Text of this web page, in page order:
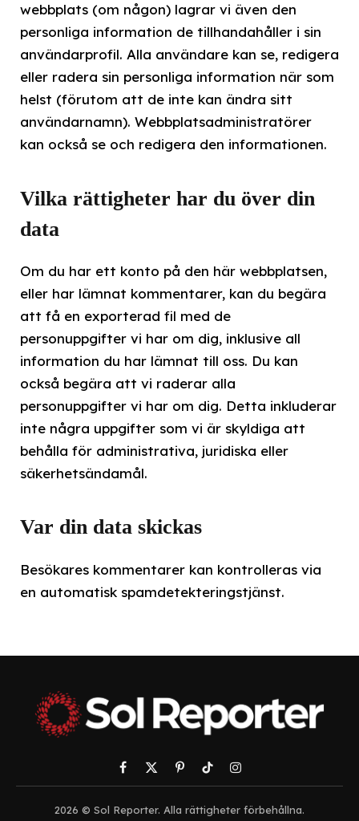
webbplats (om någon) lagrar vi även den
personliga information de tillhandahåller i sin
användarprofil. Alla användare kan se, redigera
eller radera sin personliga information när som
helst (förutom att de inte kan ändra sitt
användarnamn). Webbplatsadministratörer
kan också se och redigera den informationen.
Vilka rättigheter har du över din
data
Om du har ett konto på den här webbplatsen,
eller har lämnat kommentarer, kan du begära
att få en exporterad fil med de
personuppgifter vi har om dig, inklusive all
information du har lämnat till oss. Du kan
också begära att vi raderar alla
personuppgifter vi har om dig. Detta inkluderar
inte några uppgifter som vi är skyldiga att
behålla för administrativa, juridiska eller
säkerhetsändamål.
Var din data skickas
Besökares kommentarer kan kontrolleras via
en automatisk spamdetekteringstjänst.
Facebook
X
(Twitter)
PinterestTikTokInstagram
2026 © Sol Reporter. Alla rättigheter förbehållna.